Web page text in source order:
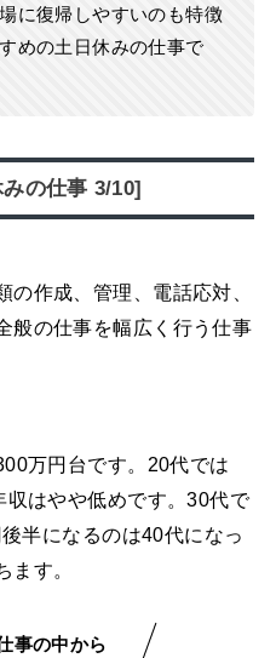
に復帰しやすいのも特徴
めの土日休みの仕事で
の仕事 3/10]
作成、管理、電話応対、
般の仕事を幅広く行う仕事
万円台です。20代では
はやや低めです。30代で
半になるのは40代になっ
ます。
事の中から